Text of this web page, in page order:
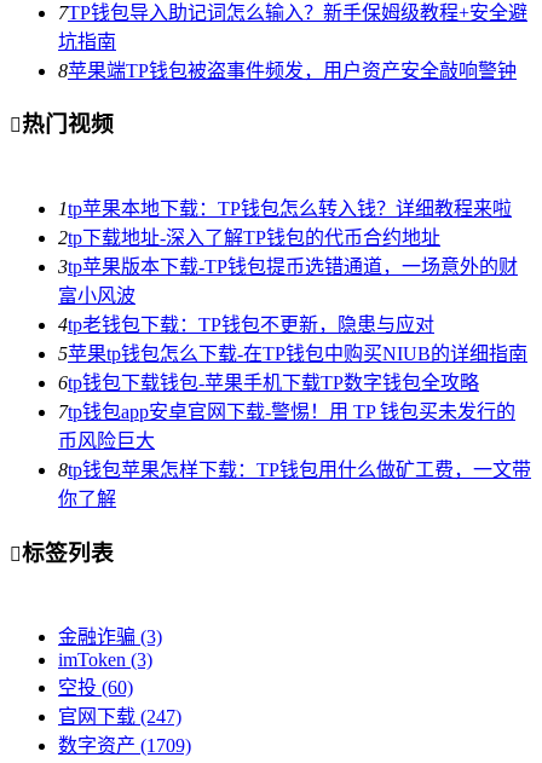
7TP钱包导入助记词怎么输入？新手保姆级教程+安全避
坑指南
8苹果端TP钱包被盗事件频发，用户资产安全敲响警钟
热门视频
1tp苹果本地下载：TP钱包怎么转入钱？详细教程来啦
2tp下载地址-深入了解TP钱包的代币合约地址
3tp苹果版本下载-TP钱包提币选错通道，一场意外的财
富小风波
4tp老钱包下载：TP钱包不更新，隐患与应对
5苹果tp钱包怎么下载-在TP钱包中购买NIUB的详细指南
6tp钱包下载钱包-苹果手机下载TP数字钱包全攻略
7tp钱包app安卓官网下载-警惕！用 TP 钱包买未发行的
币风险巨大
8tp钱包苹果怎样下载：TP钱包用什么做矿工费，一文带
你了解
标签列表
金融诈骗 (3)
imToken (3)
空投 (60)
官网下载 (247)
数字资产 (1709)